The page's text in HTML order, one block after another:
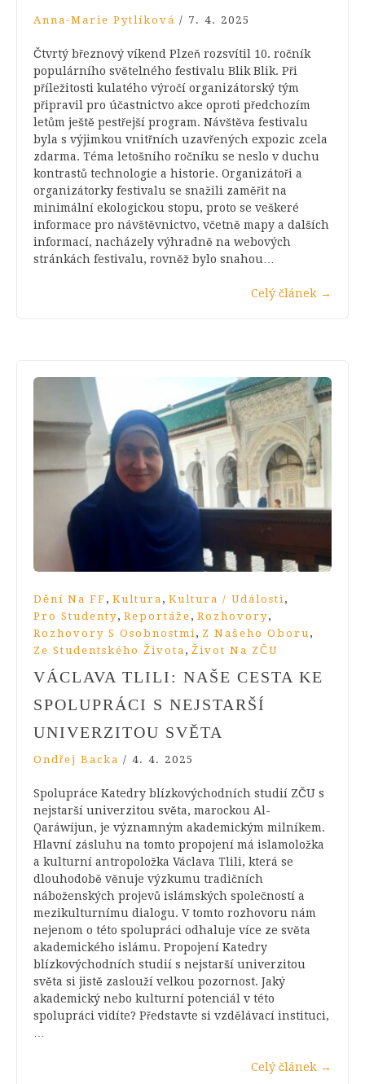
Anna-Marie Pytlíková / 7. 4. 2025
Čtvrtý březnový víkend Plzeň rozsvítil 10. ročník
populárního světelného festivalu Blik Blik. Při
příležitosti kulatého výročí organizátorský tým
připravil pro účastnictvo akce oproti předchozím
letům ještě pestřejší program. Návštěva festivalu
byla s výjimkou vnitřních uzavřených expozic zcela
zdarma. Téma letošního ročníku se neslo v duchu
kontrastů technologie a historie. Organizátoři a
organizátorky festivalu se snažili zaměřit na
minimální ekologickou stopu, proto se veškeré
informace pro návštěvnictvo, včetně mapy a dalších
informací, nacházely výhradně na webových
stránkách festivalu, rovněž bylo snahou…
Celý článek →
Dění Na FF , Kultura , Kultura / Události ,
Pro Studenty, Reportáže , Rozhovory,
Rozhovory S Osobnostmi , Z Našeho Oboru ,
Ze Studentského Života , Život Na ZČU
VÁCLAVA TLILI: NAŠE CESTA KE
SPOLUPRÁCI S NEJSTARŠÍ
UNIVERZITOU SVĚTA
Ondřej Backa / 4. 4. 2025
Spolupráce Katedry blízkovýchodních studií ZČU s
nejstarší univerzitou světa, marockou Al-
Qaráwíjun, je významným akademickým milníkem.
Hlavní zásluhu na tomto propojení má islamoložka
a kulturní antropoložka Václava Tlili, která se
dlouhodobě věnuje výzkumu tradičních
náboženských projevů islámských společností a
mezikulturnímu dialogu. V tomto rozhovoru nám
nejenom o této spolupráci odhaluje více ze světa
akademického islámu. Propojení Katedry
blízkovýchodních studií s nejstarší univerzitou
světa si jistě zaslouží velkou pozornost. Jaký
akademický nebo kulturní potenciál v této
spolupráci vidíte? Představte si vzdělávací instituci,
Celý článek →